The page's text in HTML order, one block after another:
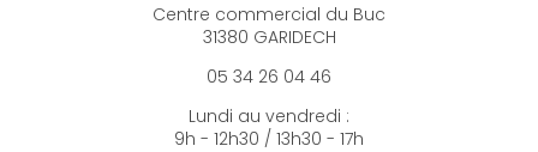
Centre commercial du Buc
31380 GARIDECH
05 34 26 04 46
Lundi au vendredi :
9h - 12h30 / 13h30 - 17h